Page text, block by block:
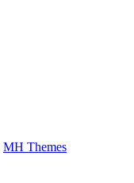
MH Themes